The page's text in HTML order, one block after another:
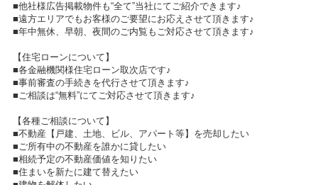
■他社様広告掲載物件も“全て”当社にてご紹介できます♪
■遠方エリアでもお客様のご要望にお応えさせて頂きます♪
■年中無休、早朝、夜間のご内覧もご対応させて頂きます♪
【住宅ローンについて】
■各金融機関様住宅ローン取次店です♪
■事前審査の手続きを代行させて頂きます♪
■ご相談は“無料”にてご対応させて頂きます♪
【各種ご相談について】
■不動産【戸建、土地、ビル、アパート等】を売却したい
■ご所有中の不動産を誰かに貸したい
■相続予定の不動産価値を知りたい
■住まいを新たに建て替えたい